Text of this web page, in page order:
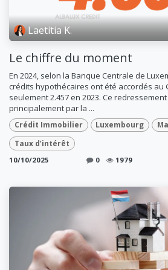
Laetitia K.
Le chiffre du moment
En 2024, selon la Banque Centrale de
crédits hypothécaires ont été accordés au
seulement 2.457 en 2023. Ce redressement
principalement par la ...
Crédit Immobilier Luxembourg
Taux d’intérêt
10/10/2025 0 1979